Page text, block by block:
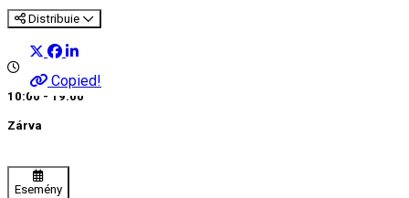
Distribuie
Copied!
10:00 - 19:00
Zárva
Esemény